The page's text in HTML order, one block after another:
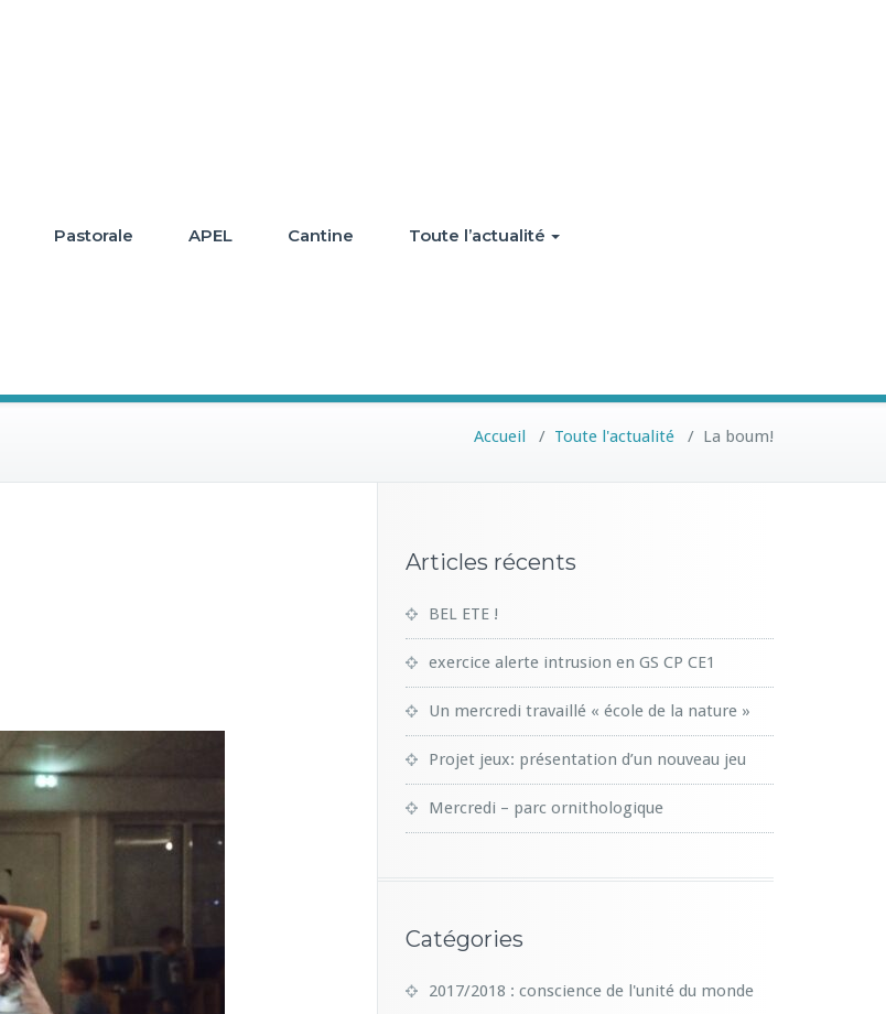
Pastorale APEL Cantine Toute l’actualité
Accueil / Toute l'actualité / La boum!
Articles récents
BEL ETE !
exercice alerte intrusion en GS CP CE1
Un mercredi travaillé « école de la nature »
Projet jeux: présentation d’un nouveau jeu
Mercredi – parc ornithologique
Catégories
2017/2018 : conscience de l'unité du monde